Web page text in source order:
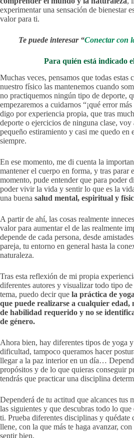
experimentar una sensación de bienestar
valor para ti.
Te puede interesar “Conectar con
Para quién está indicado
Muchas veces, pensamos que todas estas
nuestro físico las mantenemos cuando
no practiquemos ningún tipo de deporte,
empezaremos a cuidarnos “¡qué error
digo por experiencia propia, que tras
deporte o ejercicios de ninguna clase, voy
pequeño estiramiento y casi me quedo en
siempre.
En ese momento, me di cuenta la
mantener el cuerpo en forma, y tras parar
momento, pude entender que para poder
poder vivir la vida y sentir lo que es la
una buena salud mental, espiritual y
A partir de ahí, las cosas realmente
valor para aumentar el de las realmente
depende de cada persona, desde
pareja, tu entorno en general hasta la
naturaleza.
Tras esta reflexión de mi propia
diferentes autores y visualizar todo tipo
tema, puedo decir que la práctica de
que puede realizarse a cualquier
de habilidad requerido y no se
de género.
Ahora bien, hay diferentes tipos de yoga
dificultad, tampoco queramos hacer
llegar a la paz interior en un día…
propósitos y de lo que quieras conseguir
tendrás que practicar una disciplina
Dependerá de tu actitud que alcances tus
las siguientes y que descubras todo lo que
ti. Prueba diferentes disciplinas y quédate
llene, con la que más te haga avanzar, con
sentir bien.